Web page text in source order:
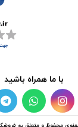
با ما همراه باشید